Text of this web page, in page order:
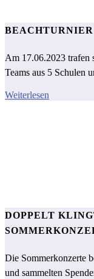
Am 17.06.2023 trafen
Teams aus 5 Schulen
Weiterlesen
DOPPELT
Die Sommerkonzerte
und sammelten